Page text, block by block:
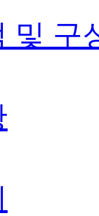
및 구